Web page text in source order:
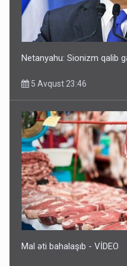
5 Avqust 11:53
Rusiya azərbaycanlı
FOTOLAR
5 Avqust 10:58
Netanyahu: Sionizm qalib
5 Avqust 23:46
Mal əti bahalaşıb - VİDEO